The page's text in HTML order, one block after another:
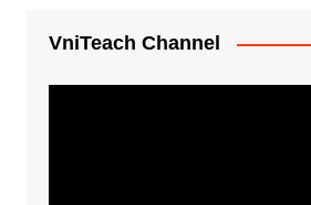
VniTeach Channel